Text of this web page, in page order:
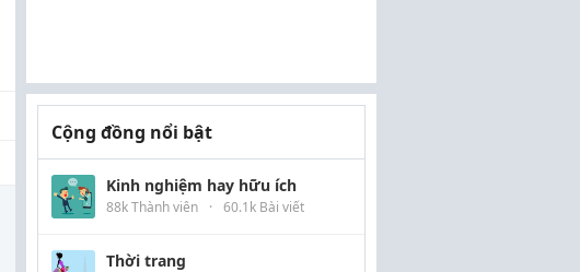
Cộng đồng nổi bật
Kinh nghiệm hay hữu ích
88k Thành viên · 60.1k Bài viết
Thời trang